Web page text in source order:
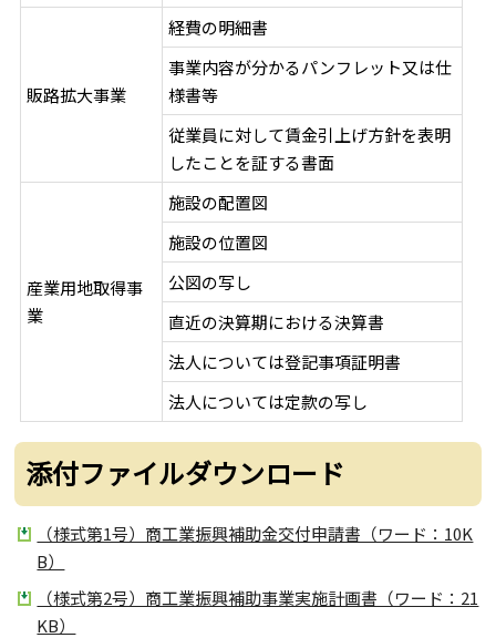
販路拡大事業
経費の明細書
事業内容が分かるパンフレット又は仕
様書等
従業員に対して賃金引上げ方針を表明
したことを証する書面
産業用地取得事
業
施設の配置図
施設の位置図
公図の写し
直近の決算期における決算書
法人については登記事項証明書
法人については定款の写し
添付ファイルダウンロード
（様式第1号）商工業振興補助金交付申請書（ワード：10K
B）
（様式第2号）商工業振興補助事業実施計画書（ワード：21
KB）